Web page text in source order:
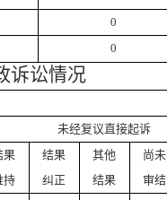
0
0
诉讼情况
未经复议直接起诉
果
持
结果
纠正
其他
结果
尚未
审结